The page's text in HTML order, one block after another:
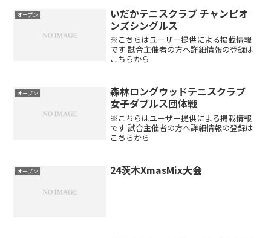
オープン
いだかテニスクラブ チャンピオ
ンズシングルス
※こちらはユーザー提供による掲載情報
です 試合主催者の方へ詳細情報の登録は
こちらから
オープン
森林ロングウッドテニスクラブ
女子ダブルス団体戦
※こちらはユーザー提供による掲載情報
です 試合主催者の方へ詳細情報の登録は
こちらから
オープン 24茨木XmasMix大会